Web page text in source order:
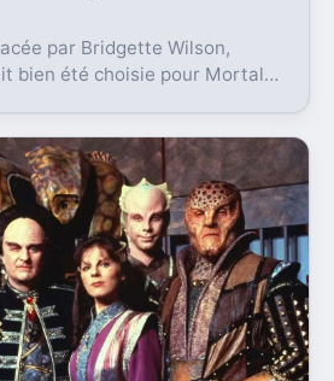
par Bridgette Wilson,
bien été choisie pour Mortal